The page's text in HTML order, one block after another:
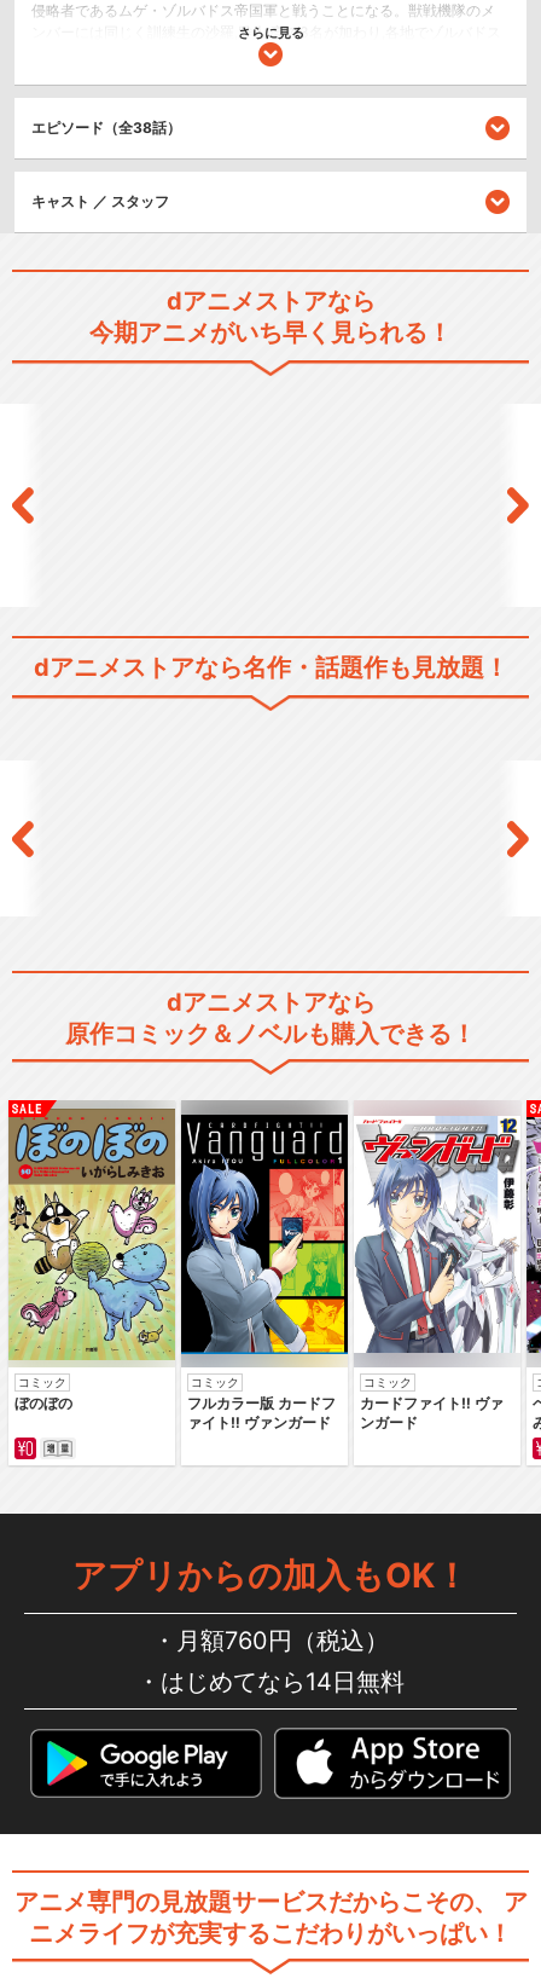
侵略者であるムゲ・ゾルバドス帝国軍と戦うことになる。獣戦機隊のメ
ンバーには同じく訓練生の沙羅,雅人,亮の3名が加わり,各地でゾルバドス
軍を撃破してゆく。しかしゾルバドス軍には,沙羅の恋人であり,士官学校
天才的な頭脳を己の欲望のために振るうシャピロの指揮により,ゾルバド
ス軍は勢力を拡大。北米大陸はほぼ制圧されてしまう。やがて物量を駆
使したシャピロの包囲作戦により獣戦機隊も砂漠で孤立。だが,絶体絶命
かに思われたそのとき,獣戦機は新たな進化を遂げる。D・A・N・C・O・
シリーズ／関連のアニメ作品
超獣機神ダンクーガ Song Sp
超獣機神ダンクーガ 失われた
者たちへの鎮魂歌
超獣機神ダンクーガ GOD BLE
超獣機神ダンクーガ 白熱の終
章
さらに見る
閉じる
エピソード（全38話）
キャスト ／ スタッフ
dアニメストアなら
今期アニメがいち早く見られる！
dアニメストアなら名作・話題作も見放題！
dアニメストアなら
原作コミック＆ノベルも購入できる！
コミック
ぼのぼの
コミック
フルカラー版 カードフ
ァイト‼ ヴァンガード
コミック
カードファイト‼ ヴァ
ンガード
アプリからの加入もOK！
月額760円（税込）
はじめてなら14日無料
アニメ専門の見放題サービスだからこその、
ア
ニメライフが充実するこだわりがいっぱい！